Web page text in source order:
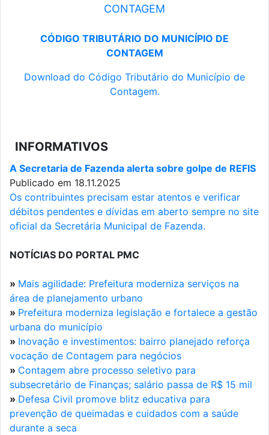
CONTAGEM
CÓDIGO TRIBUTÁRIO DO MUNICÍPIO DE
CONTAGEM
Download do Código Tributário do Município de
Contagem.
INFORMATIVOS
A Secretaria de Fazenda alerta sobre golpe de REFIS
Publicado em 18.11.2025
Os contribuintes precisam estar atentos e verificar
débitos pendentes e dívidas em aberto sempre no site
oficial da Secretária Municipal de Fazenda.
NOTÍCIAS DO PORTAL PMC
» Mais agilidade: Prefeitura moderniza serviços na
área de planejamento urbano
» Prefeitura moderniza legislação e fortalece a gestão
urbana do município
» Inovação e investimentos: bairro planejado reforça
vocação de Contagem para negócios
» Contagem abre processo seletivo para
subsecretário de Finanças; salário passa de R$ 15 mil
» Defesa Civil promove blitz educativa para
prevenção de queimadas e cuidados com a saúde
durante a seca